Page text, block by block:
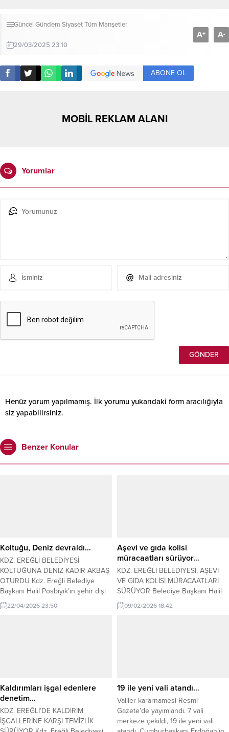
Güncel Gündem SiyasetTüm Manşetler
29/03/2025 23:10
A+ A-
ABONE OL
MOBİL REKLAM ALANI
Yorumlar
Henüz yorum yapılmamış. İlk yorumu yukarıdaki form aracılığıyla
siz yapabilirsiniz.
Benzer Konular
Koltuğu, Deniz devraldı…
KDZ. EREĞLİ BELEDİYESİ
KOLTUĞUNA DENİZ KADİR AKBAŞ
OTURDU Kdz. Ereğli Belediye
Başkanı Halil Posbıyık’ın şehir dışı
programı nedeniyle Belediye
Başkanlığına vekalet eden
Başkanı...
22/04/2026 23:50
Aşevi ve gıda kolisi
müracaatları sürüyor…
KDZ. EREĞLİ BELEDİYESİ, AŞEVİ
VE GIDA KOLİSİ MÜRACAATLARI
SÜRÜYOR Belediye Başkanı Halil
Posbıyık’ın talimatıyla Ramazan
ayında aşsız kimse kalmaması için
Sosyal Yardım İşleri Müdürü...
09/02/2026 18:42
Kaldırımları işgal edenlere
denetim…
KDZ. EREĞLİ’DE KALDIRIM
İŞGALLERİNE KARŞI TEMİZLİK
19 ile yeni vali atandı…
Valiler kararnamesi Resmi
Gazete’de yayımlandı. 7 vali
merkeze çekildi, 19 ile yeni vali